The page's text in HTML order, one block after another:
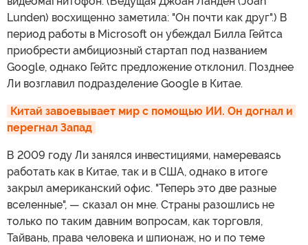
Lunden) восхищенно заметила: "Он почти как друг".) В
период работы в Microsoft он убеждал Билла Гейтса
приобрести амбициозный стартап под названием
Google, однако Гейтс предложение отклонил. Позднее
Ли возглавил подразделение Google в Китае.
Китай завоевывает мир с помощью ИИ. Он догнал и
перегнал Запад
В 2009 году Ли занялся инвестициями, намереваясь
работать как в Китае, так и в США, однако в итоге
закрыл американский офис. "Теперь это две разные
вселенные", — сказал он мне. Страны разошлись не
только по таким давним вопросам, как торговля,
Тайвань, права человека и шпионаж, но и по теме